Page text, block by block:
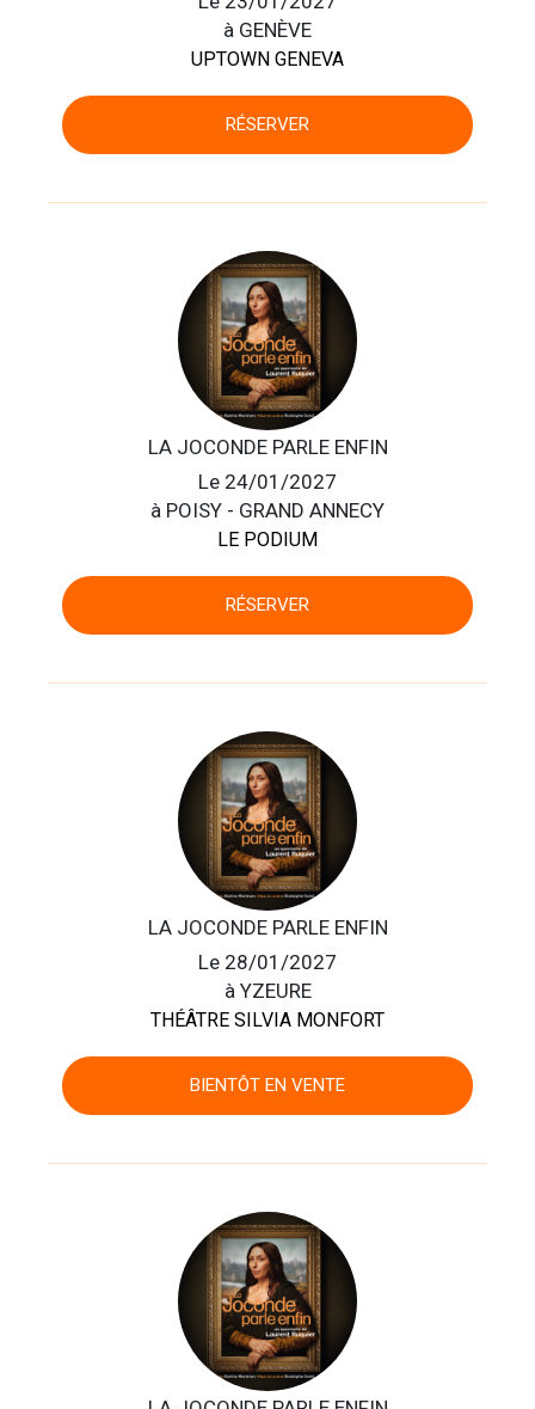
à GENÈVE
UPTOWN GENEVA
RÉSERVER
LA JOCONDE PARLE ENFIN
Le 24/01/2027
à POISY - GRAND ANNECY
LE PODIUM
RÉSERVER
LA JOCONDE PARLE ENFIN
Le 28/01/2027
à YZEURE
THÉÂTRE SILVIA MONFORT
BIENTÔT EN VENTE